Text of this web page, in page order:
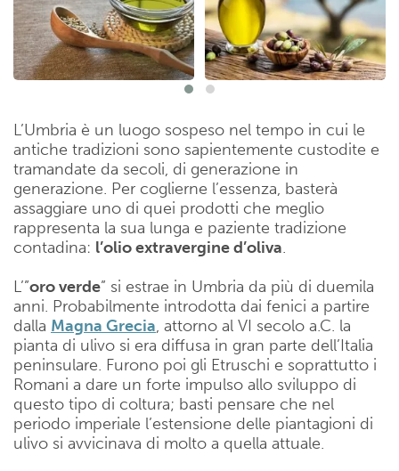
L’Umbria è un luogo sospeso nel tempo in cui le
antiche tradizioni sono sapientemente custodite e
tramandate da secoli, di generazione in
generazione. Per coglierne l’essenza, basterà
assaggiare uno di quei prodotti che meglio
rappresenta la sua lunga e paziente tradizione
contadina: l’olio extravergine d’oliva.
L’”oro verde” si estrae in Umbria da più di duemila
anni. Probabilmente introdotta dai fenici a partire
dalla Magna Grecia, attorno al VI secolo a.C. la
pianta di ulivo si era diffusa in gran parte dell’Italia
peninsulare. Furono poi gli Etruschi e soprattutto i
Romani a dare un forte impulso allo sviluppo di
questo tipo di coltura; basti pensare che nel
periodo imperiale l’estensione delle piantagioni di
ulivo si avvicinava di molto a quella attuale.